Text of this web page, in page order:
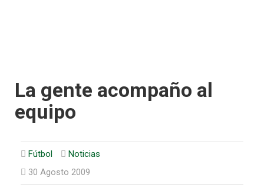
La gente acompaño al
equipo
Fútbol
Noticias
30 Agosto 2009